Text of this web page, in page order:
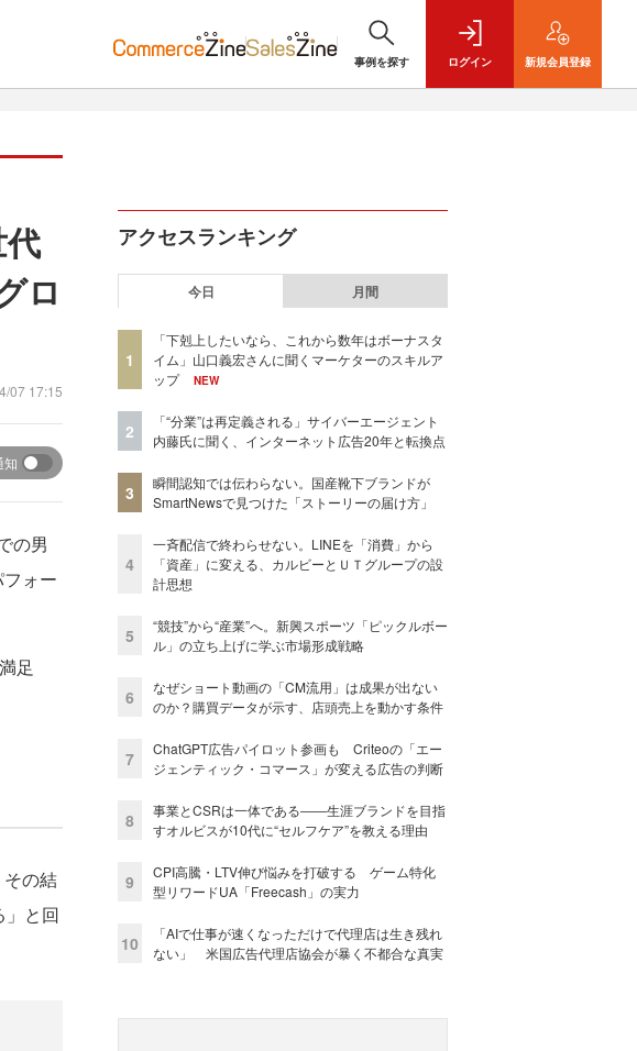
事例を探す ログイン 新規会員登録
ロ
07 17:15
知
の男
ォー
足
の結
」と回
アクセスランキング
今日 月間
1
「下剋上したいなら、これから数年はボーナスタ
イム」山口義宏さんに聞くマーケターのスキルア
ップ
NEW
2
「“分業”は再定義される」サイバーエージェント
内藤氏に聞く、インターネット広告20年と転換点
3
瞬間認知では伝わらない。国産靴下ブランドが
SmartNewsで見つけた「ストーリーの届け方」
4
一斉配信で終わらせない。LINEを「消費」から
「資産」に変える、カルビーとＵＴグループの設
計思想
5
“競技”から“産業”へ。新興スポーツ「ピックルボー
ル」の立ち上げに学ぶ市場形成戦略
6
なぜショート動画の「CM流用」は成果が出ない
のか？購買データが示す、店頭売上を動かす条件
7
ChatGPT広告パイロット参画も Criteoの「エー
ジェンティック・コマース」が変える広告の判断
8
事業とCSRは一体である――生涯ブランドを目指
すオルビスが10代に“セルフケア”を教える理由
9
CPI高騰・LTV伸び悩みを打破する ゲーム特化
型リワードUA「Freecash」の実力
10
「AIで仕事が速くなっただけで代理店は生き残れ
ない」 米国広告代理店協会が暴く不都合な真実